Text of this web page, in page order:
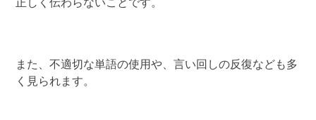
正しく伝わらないことです。
また、不適切な単語の使用や、言い回しの反復なども多
く見られます。